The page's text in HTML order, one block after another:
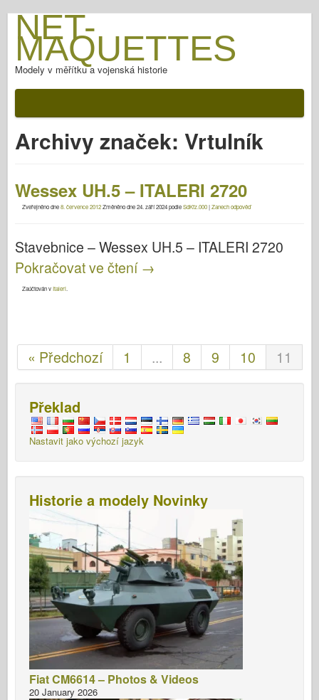
NET-
MAQUETTES
Modely v měřítku a vojenská historie
Archivy značek: Vrtulník
Wessex UH.5 – ITALERI 2720
Zveřejněno dne8. července 2012Změněno dne24. září 2024podleSdKfz.000|Zanech odpověď
Stavebnice – Wessex UH.5 – ITALERI 2720
Pokračovat ve čtení →
Zaúčtován vItaleri
« Předchozí 1 ... 8 9 10 11
Překlad
Nastavit jako výchozí jazyk
Historie a modely Novinky
Fiat CM6614 – Photos & Videos
20 January 2026